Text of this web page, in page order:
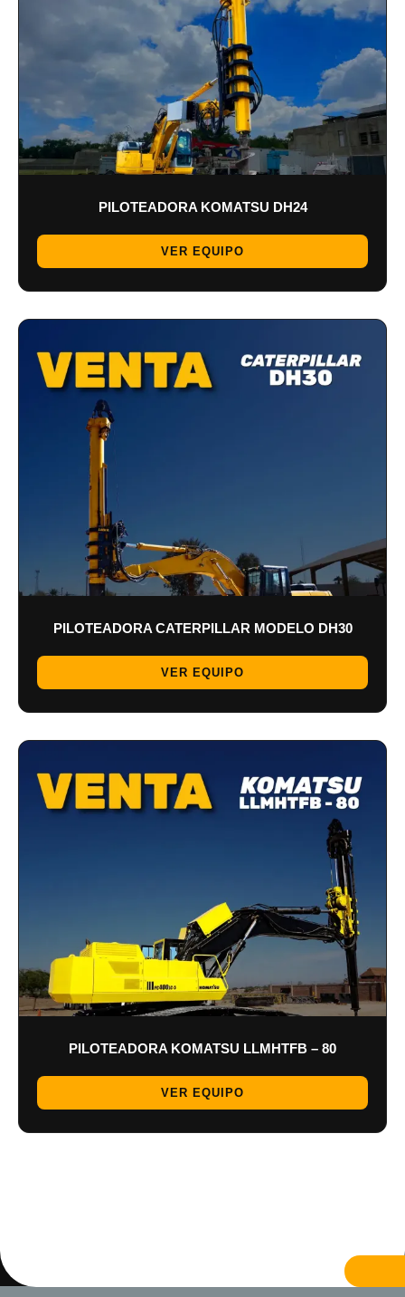
PILOTEADORA KOMATSU DH24
VER EQUIPO
PILOTEADORA CATERPILLAR MODELO DH30
VER EQUIPO
PILOTEADORA KOMATSU LLMHTFB – 80
VER EQUIPO